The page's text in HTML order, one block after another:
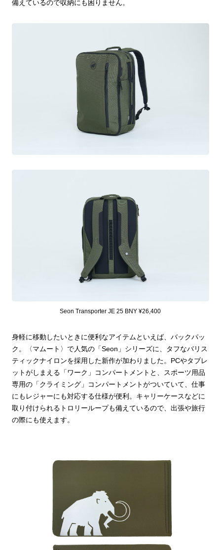
備えているので収納にも困りません。
Seon Transporter JE 25 BNY ¥26,400
身軽に移動したいときに便利なアイテムといえば、バックパッ
ク。〈マムート〉で人気の「Seon」シリーズに、タフなバリス
ティックナイロンを採用した新作が加わりました。PCやタブレ
ットがしまえる「ワーク」コンパートメントと、スポーツ用品
専用の「クライミング」コンパートメントがついていて、仕事
にもレジャーにも対応する仕様が便利。キャリーケースなどに
取り付けられるトロリーループも備えているので、出張や旅行
の際にも使えます。